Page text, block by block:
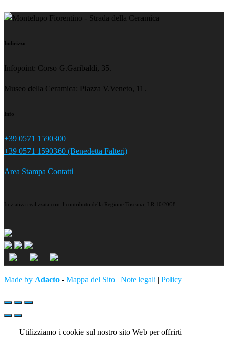
Indirizzo
Infopoint: Corso G.Garibaldi, 35.
Museo della Ceramica: Piazza V.Veneto, 11.
Info
+39 0571 1590300
+39 0571 1590360 (Benedetta Falteri)
Area Stampa Contatti
Iniziativa realizzata con il contributo della Regione Toscana, LR 10/2008.
Made by Adacto - Mappa del Sito | Note legali | Policy
Utilizziamo i cookie sul nostro sito Web per offrirti